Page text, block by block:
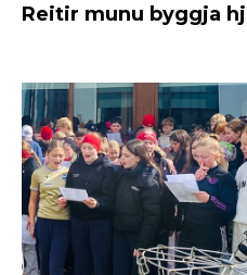
Reitir munu byggja